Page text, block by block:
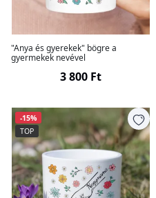
"Anya és gyerekek" bögre a
gyermekek nevével
3 800 Ft
-15%
TOP